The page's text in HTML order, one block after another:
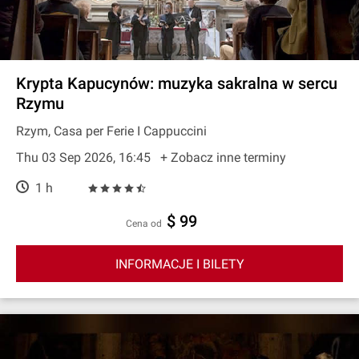
Krypta Kapucynów: muzyka sakralna w sercu
Rzymu
Rzym, Casa per Ferie I Cappuccini
Thu 03 Sep 2026, 16:45
+ Zobacz inne terminy
1 h
cena od $ 99
INFORMACJE I BILETY